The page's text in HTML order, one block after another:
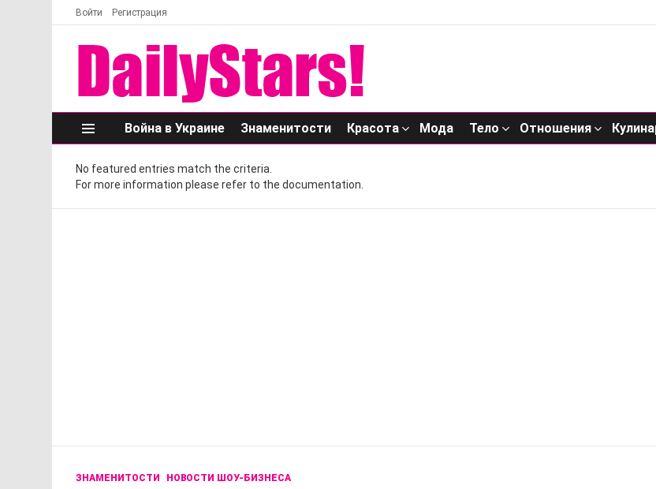
Войти Регистрация
Меню
Война в Украине Знаменитости Красота Мода Тело Отношения
No featured entries match the criteria.
For more information please refer to the documentation.
ЗНАМЕНИТОСТИ НОВОСТИ ШОУ-БИЗНЕСА